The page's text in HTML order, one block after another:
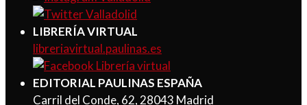
LIBRERÍA VIRTUAL
libreriavirtual.paulinas.es
EDITORIAL PAULINAS ESPAÑA
Carril del Conde, 62, 28043 Madrid